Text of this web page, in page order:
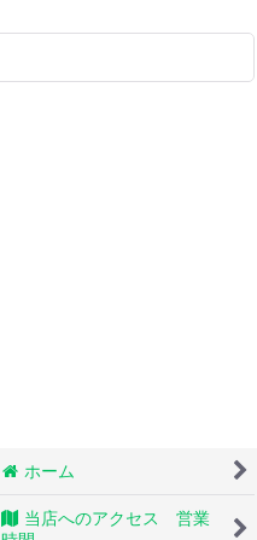
ホーム
当店へのアクセス 営業